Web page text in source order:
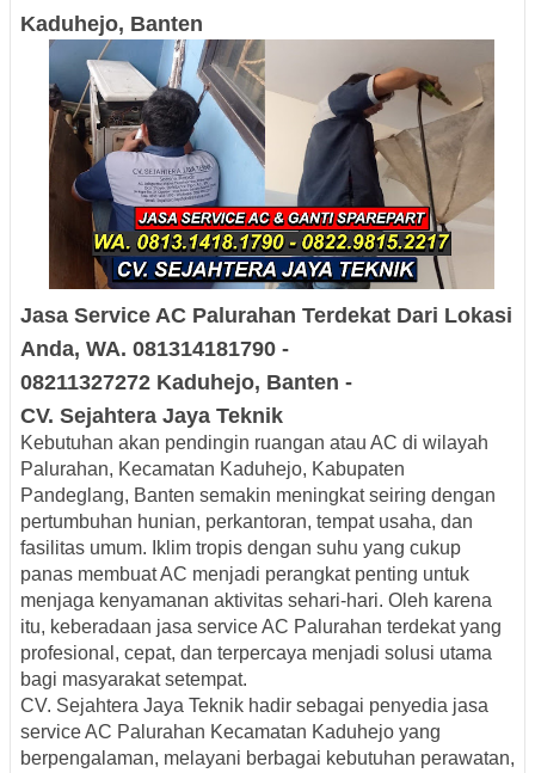
Kaduhejo, Banten
Jasa Service AC Palurahan Terdekat Dari Lokasi
Anda, WA. 081314181790 -
08211327272 Kaduhejo, Banten -
CV. Sejahtera Jaya Teknik
Kebutuhan akan pendingin ruangan atau AC di wilayah
Palurahan, Kecamatan Kaduhejo, Kabupaten
Pandeglang, Banten semakin meningkat seiring dengan
pertumbuhan hunian, perkantoran, tempat usaha, dan
fasilitas umum. Iklim tropis dengan suhu yang cukup
panas membuat AC menjadi perangkat penting untuk
menjaga kenyamanan aktivitas sehari-hari. Oleh karena
itu, keberadaan jasa service AC Palurahan terdekat yang
profesional, cepat, dan terpercaya menjadi solusi utama
bagi masyarakat setempat.
CV. Sejahtera Jaya Teknik hadir sebagai penyedia jasa
service AC Palurahan Kecamatan Kaduhejo yang
berpengalaman, melayani berbagai kebutuhan perawatan,